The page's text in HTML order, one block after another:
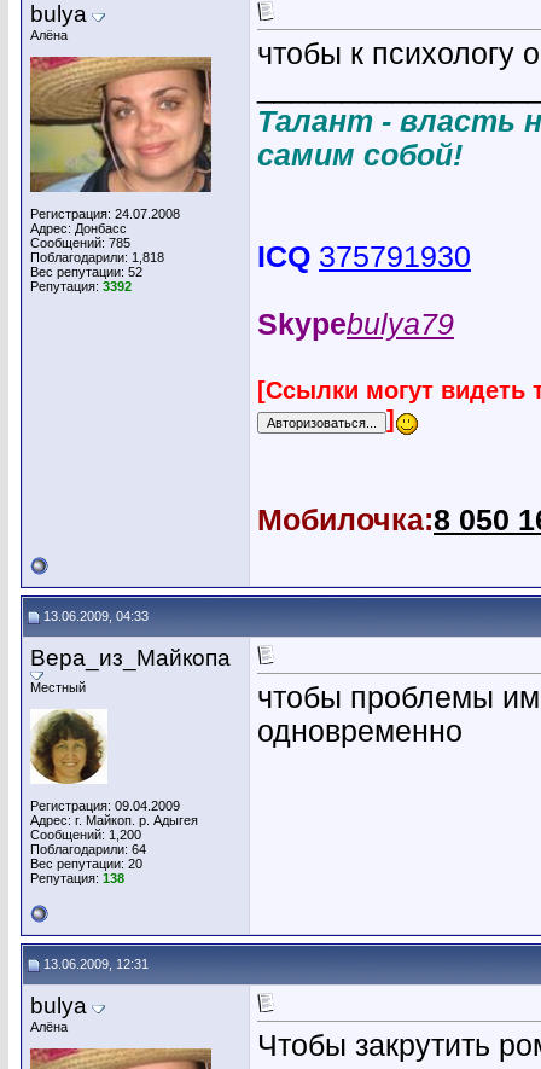
bulya
Алёна
Регистрация: 24.07.2008
Адрес: Донбасс
Сообщений: 785
Поблагодарили: 1,818
Вес репутации: 52
Репутация: 3392
чтобы к психологу
Талант - власть
самим собой!
ICQ 375791930
Skypebulya79
[Ссылки могут видеть
]
Мобилочка:8 050
13.06.2009, 04:33
Вера_из_Майкопа
Местный
Регистрация: 09.04.2009
Адрес: г. Майкоп. р. Адыгея
Сообщений: 1,200
Поблагодарили: 64
Вес репутации: 20
Репутация: 138
чтобы проблемы
одновременно
13.06.2009, 12:31
bulya
Алёна
Чтобы закрутить